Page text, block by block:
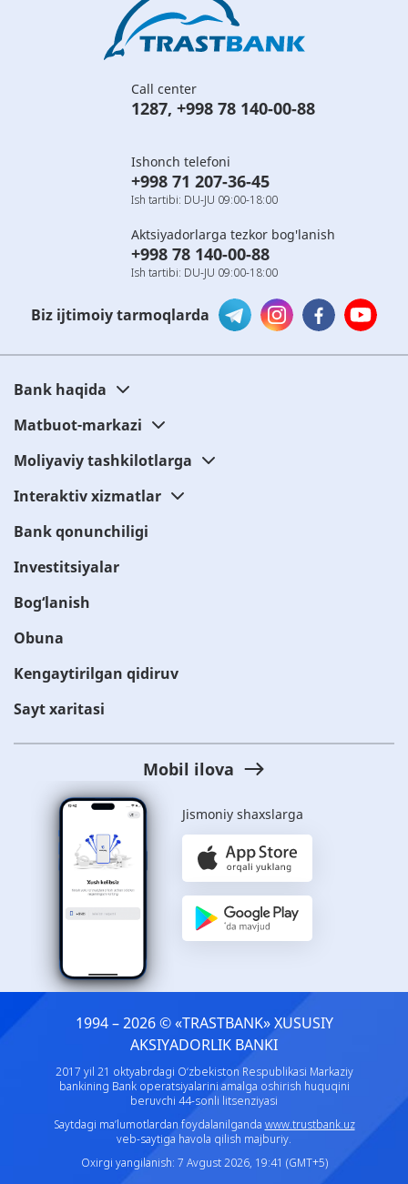
Call center
1287, +998 78 140-00-88
Ishonch telefoni
+998 71 207-36-45
Ish tartibi: DU-JU 09:00-18:00
Aktsiyadorlarga tezkor bog'lanish
+998 78 140-00-88
Ish tartibi: DU-JU 09:00-18:00
Biz ijtimoiy tarmoqlarda
Bank haqida
Matbuot-markazi
Moliyaviy tashkilotlarga
Interaktiv xizmatlar
Bank qonunchiligi
Investitsiyalar
Bog‘lanish
Obuna
Kengaytirilgan qidiruv
Sayt xaritasi
Mobil ilova
Jismoniy shaxslarga
1994 – 2026 © «TRASTBANK» ХUSUSIY
AKSIYADORLIK BANKI
2017 yil 21 oktyabrdagi O‘zbekiston Respublikasi Markaziy
bankining Bank operatsiyalarini amalga oshirish huquqini
beruvchi 44-sonli litsenziyasi
Saytdagi ma’lumotlardan foydalanilganda www.trustbank.uz
veb-saytiga havola qilish majburiy.
Oxirgi yangilanish: 7 Avgust 2026, 19:41 (GMT+5)